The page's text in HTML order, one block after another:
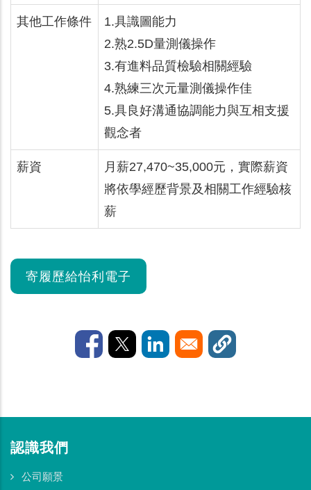
其他工作條件
1.具識圖能力
2.熟2.5D量測儀操作
3.有進料品質檢驗相關經驗
4.熟練三次元量測儀操作佳
5.具良好溝通協調能力與互相支援
觀念者
薪資
月薪27,470~35,000元，實際薪資
將依學經歷背景及相關工作經驗核
薪
寄履歷給怡利電子
認識我們
公司願景